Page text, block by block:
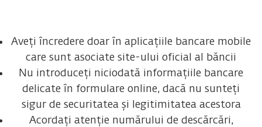
Aveți încredere doar în aplicațiile bancare mobile
care sunt asociate site-ului oficial al băncii
Nu introduceți niciodată informațiile bancare
delicate în formulare online, dacă nu sunteți
sigur de securitatea și legitimitatea acestora
Acordați atenție numărului de descărcări,